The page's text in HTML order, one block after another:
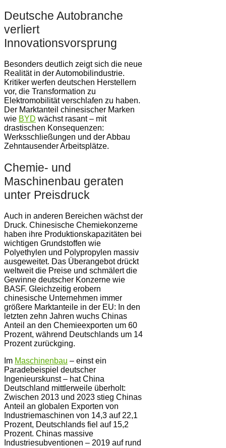
Deutsche Autobranche
verliert
Innovationsvorsprung
Besonders deutlich zeigt sich die neue
Realität in der Automobilindustrie.
Kritiker werfen deutschen Herstellern
vor, die Transformation zu
Elektromobilität verschlafen zu haben.
Der Marktanteil chinesischer Marken
wie BYD wächst rasant – mit
drastischen Konsequenzen:
Werksschließungen und der Abbau
Zehntausender Arbeitsplätze.
Chemie- und
Maschinenbau geraten
unter Preisdruck
Auch in anderen Bereichen wächst der
Druck. Chinesische Chemiekonzerne
haben ihre Produktionskapazitäten bei
wichtigen Grundstoffen wie
Polyethylen und Polypropylen massiv
ausgeweitet. Das Überangebot drückt
weltweit die Preise und schmälert die
Gewinne deutscher Konzerne wie
BASF. Gleichzeitig erobern
chinesische Unternehmen immer
größere Marktanteile in der EU: In den
letzten zehn Jahren wuchs Chinas
Anteil an den Chemieexporten um 60
Prozent, während Deutschlands um 14
Prozent zurückging.
Im Maschinenbau – einst ein
Paradebeispiel deutscher
Ingenieurskunst – hat China
Deutschland mittlerweile überholt:
Zwischen 2013 und 2023 stieg Chinas
Anteil an globalen Exporten von
Industriemaschinen von 14,3 auf 22,1
Prozent, Deutschlands fiel auf 15,2
Prozent. Chinas massive
Industriesubventionen – 2019 auf rund